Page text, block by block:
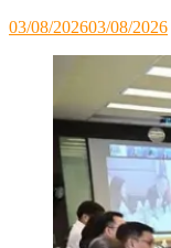
Posted
03/08/202603/08/2026